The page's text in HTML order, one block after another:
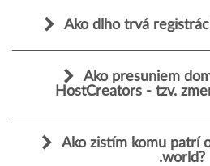
Ako dlho trvá
Ako presuniem
HostCreators - tzv.
Ako zistím komu patrí
.world?